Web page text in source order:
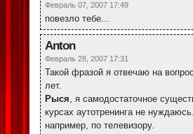
Февраль 07, 2007 17:49
повезло тебе...
Anton
Февраль 28, 2007 17:31
Такой фразой я отвечаю на
лет.
Рыся, я самодостаточное
курсах аутотренинга не
например, по телевизору.